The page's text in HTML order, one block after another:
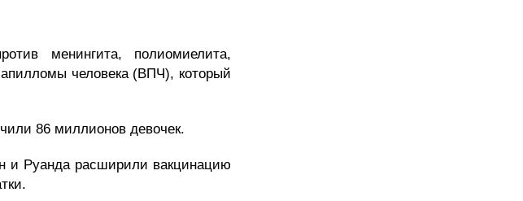
менингита, полиомиелита,
человека (ВПЧ), который
86 миллионов девочек.
и Руанда расширили вакцинацию